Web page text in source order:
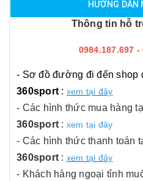
HƯỚNG DẪN
Thông tin hỗ
0984.187.697 -
- Sơ đồ đường đi đến shop
360sport : xem tại đây
- Các hình thức mua hàng
360sport : xem tại đây
- Các hình thức thanh toán
360sport : xem tại đây
- Khách hàng ngoại tỉnh